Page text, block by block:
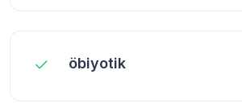
öbiyotik